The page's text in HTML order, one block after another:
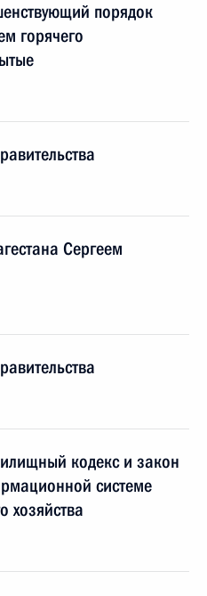
порядок
горячего
Сергеем
кодекс и закон
системе
хозяйства